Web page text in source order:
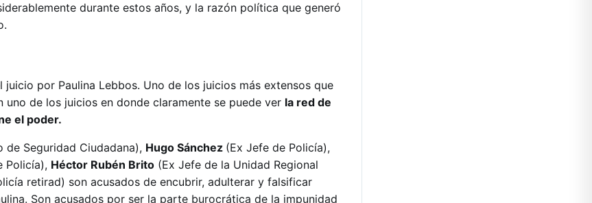
durante estos años, y la razón política que generó
juicio por Paulina Lebbos. Uno de los juicios más extensos que
uno de los juicios en donde claramente se puede ver la red de
el poder.
de Seguridad Ciudadana), Hugo Sánchez (Ex Jefe de Policía),
Policía), Héctor Rubén Brito (Ex Jefe de la Unidad Regional
retirad) son acusados de encubrir, adulterar y falsificar
Son acusados por ser la parte burocrática de la impunidad